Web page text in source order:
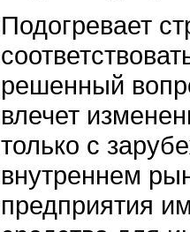
Подогревает
решенный
влечет
только с
внутреннем
предприятия